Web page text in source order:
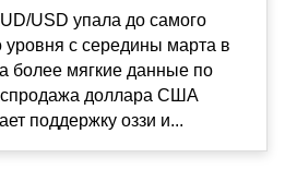
USD упала до самого
уровня с середины марта в
более мягкие данные по
доллара США
поддержку оззи и...